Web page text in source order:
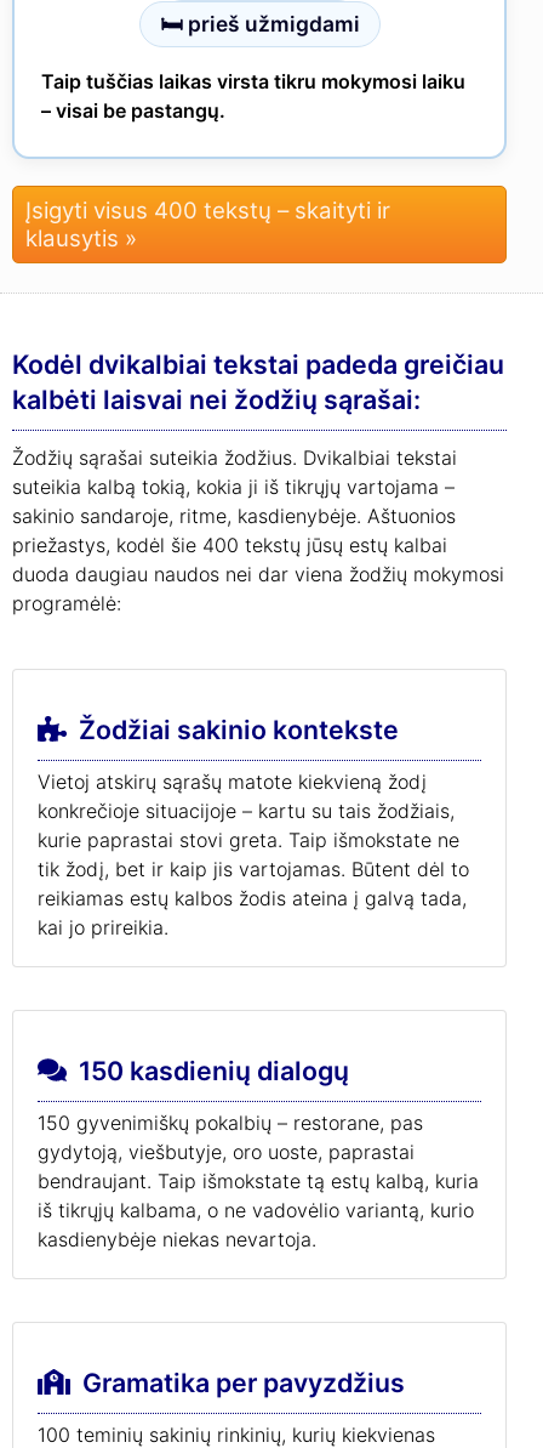
🛏 prieš užmigdami
Taip tuščias laikas virsta tikru mokymosi laiku
– visai be pastangų.
Įsigyti visus 400 tekstų – skaityti ir
klausytis »
Kodėl dvikalbiai tekstai padeda greičiau
kalbėti laisvai nei žodžių sąrašai:
Žodžių sąrašai suteikia žodžius. Dvikalbiai tekstai
suteikia kalbą tokią, kokia ji iš tikrųjų vartojama –
sakinio sandaroje, ritme, kasdienybėje. Aštuonios
priežastys, kodėl šie 400 tekstų jūsų estų kalbai
duoda daugiau naudos nei dar viena žodžių mokymosi
programėlė:
Žodžiai sakinio kontekste
Vietoj atskirų sąrašų matote kiekvieną žodį
konkrečioje situacijoje – kartu su tais žodžiais,
kurie paprastai stovi greta. Taip išmokstate ne
tik žodį, bet ir kaip jis vartojamas. Būtent dėl to
reikiamas estų kalbos žodis ateina į galvą tada,
kai jo prireikia.
150 kasdienių dialogų
150 gyvenimiškų pokalbių – restorane, pas
gydytoją, viešbutyje, oro uoste, paprastai
bendraujant. Taip išmokstate tą estų kalbą, kuria
iš tikrųjų kalbama, o ne vadovėlio variantą, kurio
kasdienybėje niekas nevartoja.
Gramatika per pavyzdžius
100 teminių sakinių rinkinių, kurių kiekvienas